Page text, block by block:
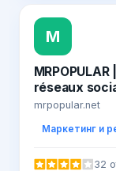
M
réseaux
mrpopular.net
Маркетинг и
32